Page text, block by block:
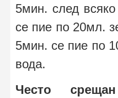
5мин. след
се пие по 20мл.
5мин. се пие по
вода.
Често